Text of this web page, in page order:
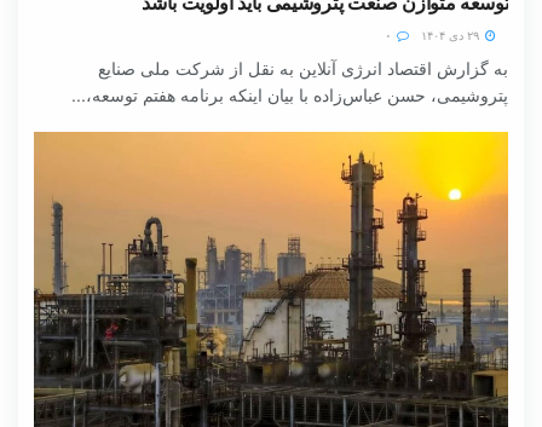
به گزارش اقتصاد انرژی آنلاین به نقل از شرکت ملی صنایع
پتروشیمی، حسن عباس‌زاده با بیان اینکه برنامه هفتم توسعه،...